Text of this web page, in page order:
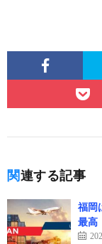
関連する記事
福岡
最高